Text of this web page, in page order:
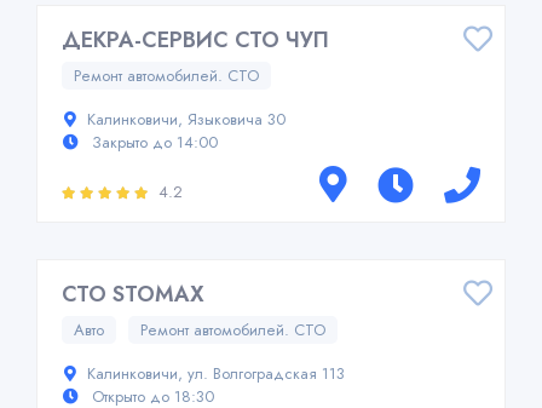
ДЕКРА-СЕРВИС СТО ЧУП
Ремонт автомобилей. СТО
Калинковичи, Языковича 30
Закрыто до 14:00
4.2
СТО STOMAX
Авто
Ремонт автомобилей. СТО
Калинковичи, ул. Волгоградская 113
Открыто до 18:30